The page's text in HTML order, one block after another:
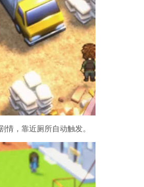
情，靠近厕所自动触发。